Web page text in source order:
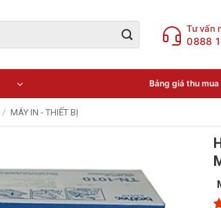
Tư vấn
Bảng giá thu
/ MÁY IN - THIẾT BỊ